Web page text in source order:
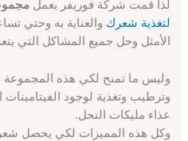
لذا قمت شركة فوريفر بعمل
لتغذية شعرك والعناية به وحتي
الأمثل وحل جميع المشاكل التي
وليس ما تمنح لكي هذه
وترطيب وتغذية لوجود
عذاء مليكات النحل.
وكل هذه المميزات لكي يحصل